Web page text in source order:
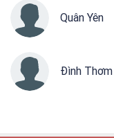
Quân Yên
Đình Thơm